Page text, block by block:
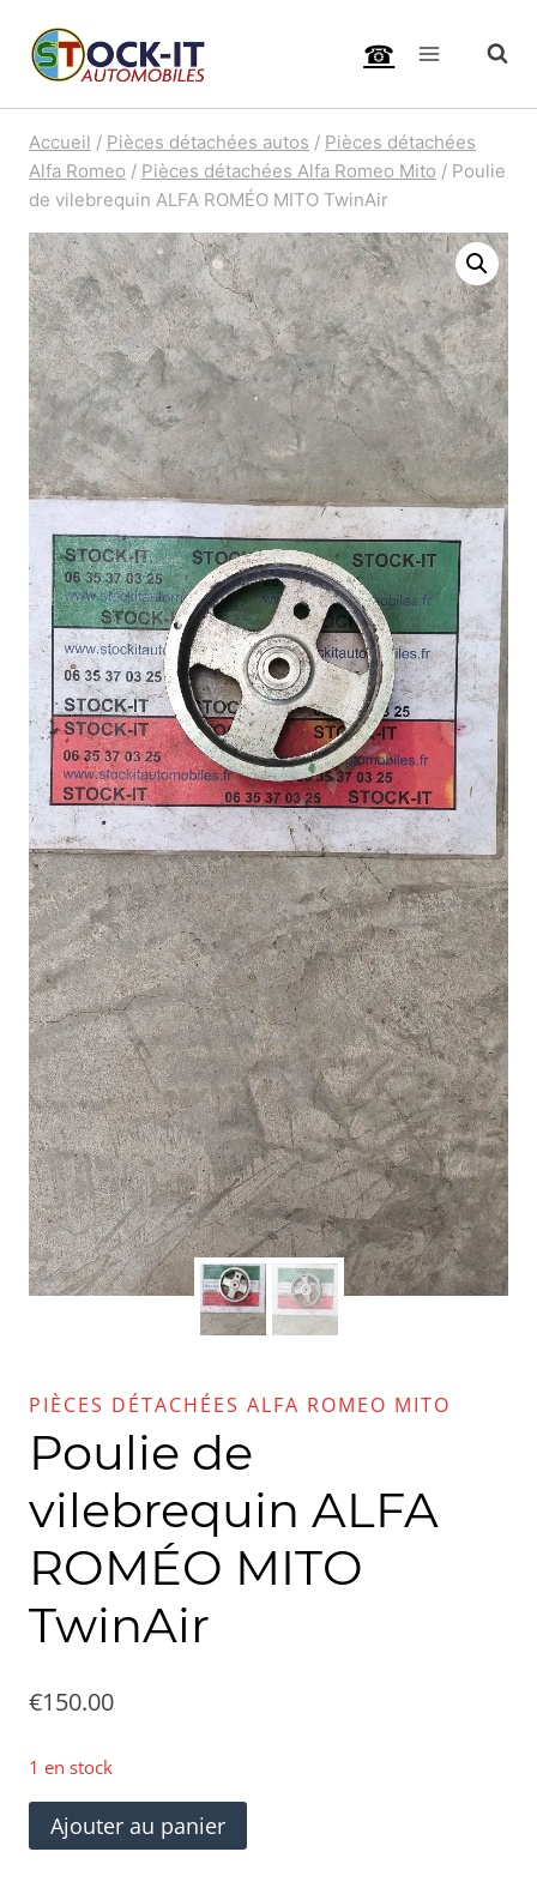
☎
Accueil / Pièces détachées autos / Pièces détachées
Alfa Romeo / Pièces détachées Alfa Romeo Mito / Poulie
de vilebrequin ALFA ROMÉO MITO TwinAir
PIÈCES DÉTACHÉES ALFA ROMEO MITO
Poulie de
vilebrequin ALFA
ROMÉO MITO
TwinAir
€150.00
1 en stock
quantité
de
Ajouter au panier